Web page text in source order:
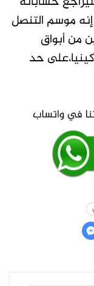
إنه موسم التنصل
من أبواق
حد